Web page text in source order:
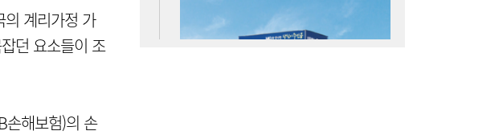
계리가정 가
던 요소들이 조
손해보험)의 손